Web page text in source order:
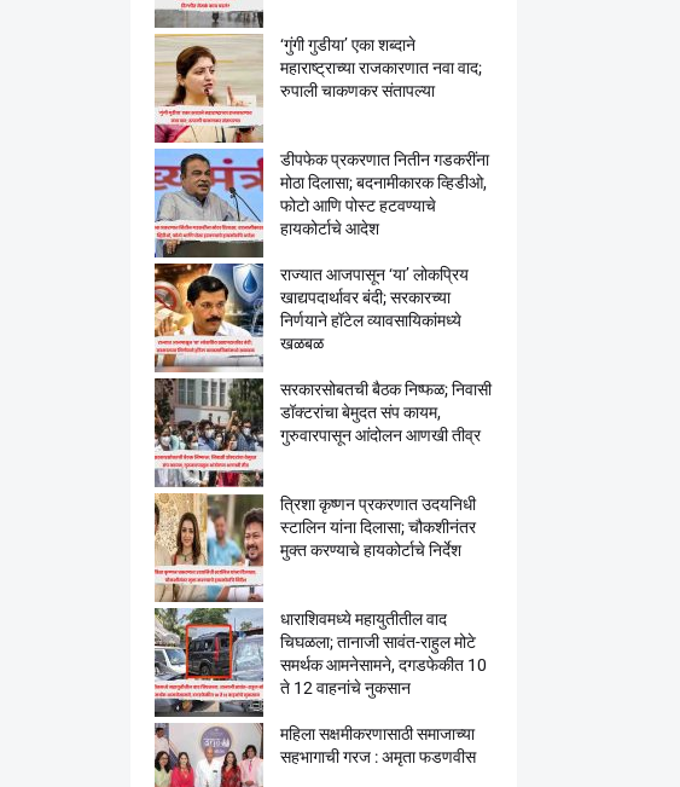
‘गुंगी गुडीया’ एका शब्दाने
महाराष्ट्राच्या राजकारणात नवा वाद;
रुपाली चाकणकर संतापल्या
डीपफेक प्रकरणात नितीन गडकरींना
मोठा दिलासा; बदनामीकारक व्हिडीओ,
फोटो आणि पोस्ट हटवण्याचे
हायकोर्टाचे आदेश
राज्यात आजपासून ‘या’ लोकप्रिय
खाद्यपदार्थावर बंदी; सरकारच्या
निर्णयाने हॉटेल व्यावसायिकांमध्ये
खळबळ
सरकारसोबतची बैठक निष्फळ; निवासी
डॉक्टरांचा बेमुदत संप कायम,
गुरुवारपासून आंदोलन आणखी तीव्र
त्रिशा कृष्णन प्रकरणात उदयनिधी
स्टालिन यांना दिलासा; चौकशीनंतर
मुक्त करण्याचे हायकोर्टाचे निर्देश
धाराशिवमध्ये महायुतीतील वाद
चिघळला; तानाजी सावंत-राहुल मोटे
समर्थक आमनेसामने, दगडफेकीत 10
ते 12 वाहनांचे नुकसान
महिला सक्षमीकरणासाठी समाजाच्या
सहभागाची गरज : अमृता फडणवीस